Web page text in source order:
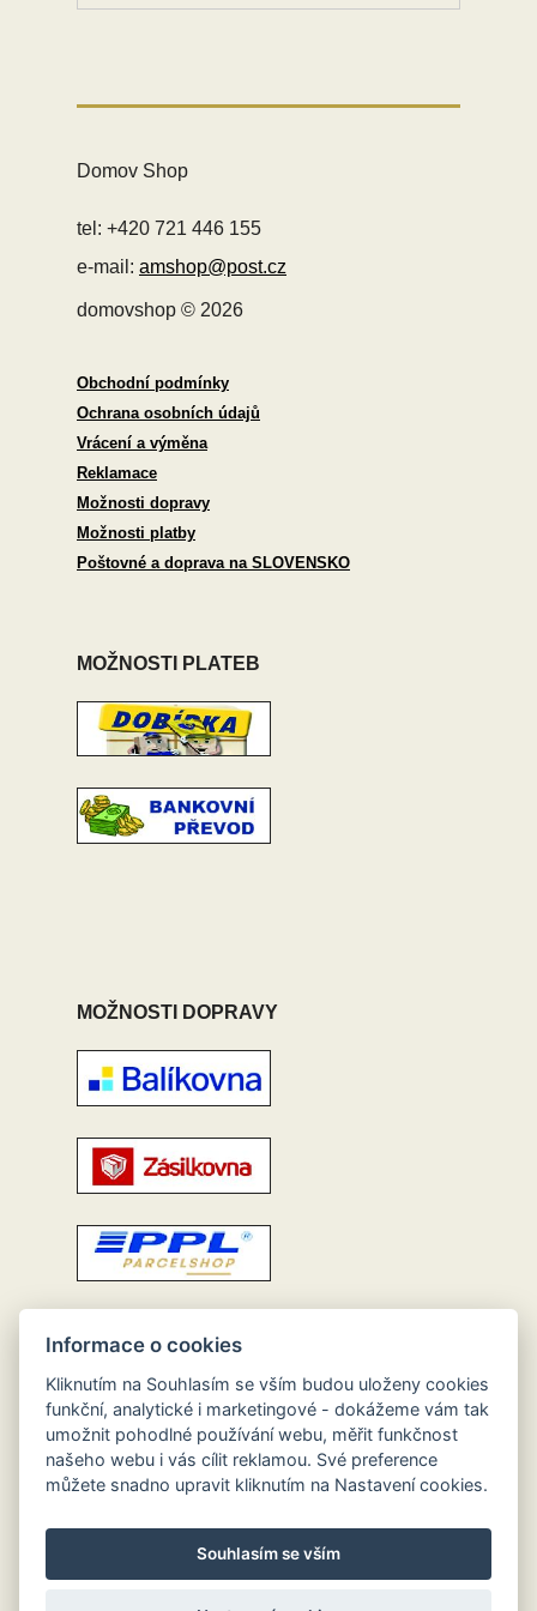
Domov Shop
tel: +420 721 446 155
e-mail: amshop@post.cz
domovshop © 2026
Obchodní podmínky
Ochrana osobních údajů
Vrácení a výměna
Reklamace
Možnosti dopravy
Možnosti platby
Poštovné a doprava na SLOVENSKO
MOŽNOSTI PLATEB
MOŽNOSTI DOPRAVY
Informace o cookies
Kliknutím na Souhlasím se vším budou uloženy cookies
funkční, analytické i marketingové - dokážeme vám tak
umožnit pohodlné používání webu, měřit funkčnost
našeho webu i vás cílit reklamou. Své preference
můžete snadno upravit kliknutím na Nastavení cookies.
Souhlasím se vším